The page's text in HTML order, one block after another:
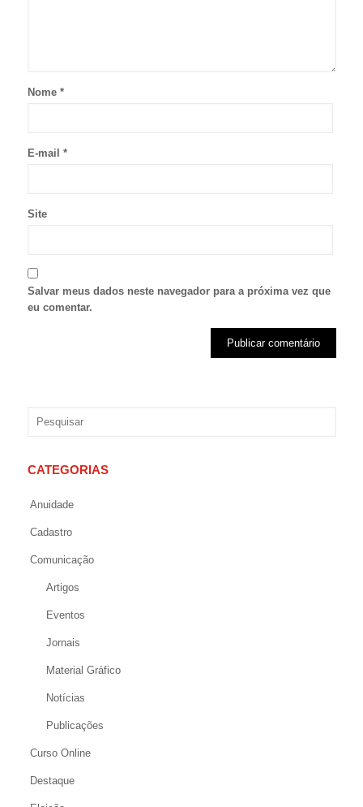
Nome *
E-mail *
Site
Salvar meus dados neste navegador para a próxima vez que
eu comentar.
CATEGORIAS
Anuidade
Cadastro
Comunicação
Artigos
Eventos
Jornais
Material Gráfico
Notícias
Publicações
Curso Online
Destaque